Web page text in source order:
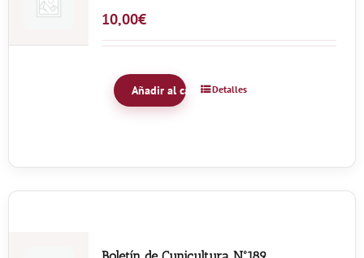
10,00€
Añadir al carritoDetalles